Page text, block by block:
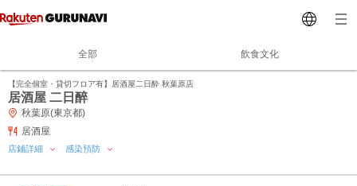
全部 飲食文化
【完全個室・貸切フロア有】居酒屋二日酔 秋葉原店
居酒屋 二日醉
秋葉原(東京都)
居酒屋
店鋪詳細 感染預防